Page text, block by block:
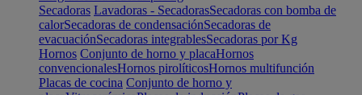
Secadoras Lavadoras - SecadorasSecadoras con bomba de
calorSecadoras de condensaciónSecadoras de
evacuaciónSecadoras integrablesSecadoras por Kg
Hornos Conjunto de horno y placaHornos
convencionalesHornos pirolíticosHornos multifunción
Placas de cocina Conjunto de horno y